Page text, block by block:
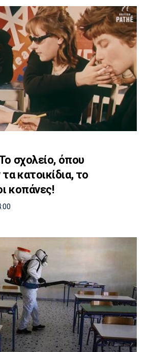
Παρί Σεν
Ζερμέν
Μαρσέιγ
Ερυθρός
Αστέρας
Τότεναμ
σχολείο, όπου
κατοικίδια, το
κοπάνες!